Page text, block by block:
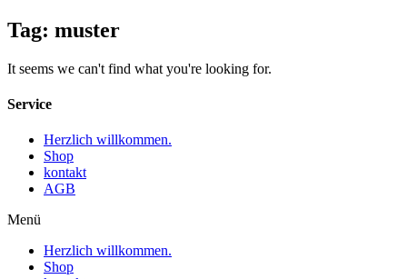
Tag: muster
It seems we can't find what you're looking for.
Service
Herzlich willkommen.
Shop
kontakt
AGB
Menü
Herzlich willkommen.
Shop